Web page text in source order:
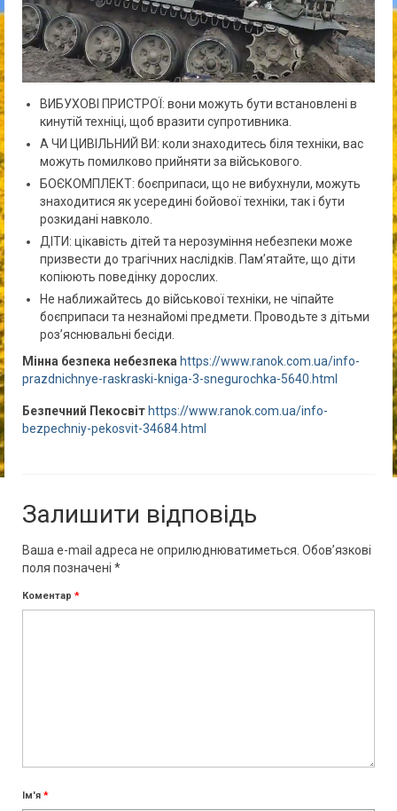
ВИБУХОВІ ПРИСТРОЇ: вони можуть бути встановлені в
кинутій техніці, щоб вразити супротивника.
А ЧИ ЦИВІЛЬНИЙ ВИ: коли знаходитесь біля техніки, вас
можуть помилково прийняти за військового.
БОЄКОМПЛЕКТ: боєприпаси, що не вибухнули, можуть
знаходитися як усередині бойової техніки, так і бути
розкидані навколо.
ДІТИ: цікавість дітей та нерозуміння небезпеки може
призвести до трагічних наслідків. Пам’ятайте, що діти
копіюють поведінку дорослих.
Не наближайтесь до військової техніки, не чіпайте
боєприпаси та незнайомі предмети. Проводьте з дітьми
роз’яснювальні бесіди.
Мінна безпека небезпека https://www.ranok.com.ua/info-
prazdnichnye-raskraski-kniga-3-snegurochka-5640.html
Безпечний Пекосвіт https://www.ranok.com.ua/info-
bezpechniy-pekosvit-34684.html
Залишити відповідь
Ваша e-mail адреса не оприлюднюватиметься. Обов’язкові
поля позначені *
Коментар *
Ім'я *